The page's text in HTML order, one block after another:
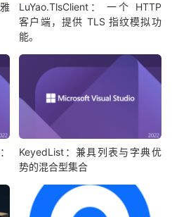
LuYao.TlsClient： 一个 HTTP
客户端，提供 TLS 指纹模拟功
能。
KeyedList：兼具列表与字典优
势的混合型集合